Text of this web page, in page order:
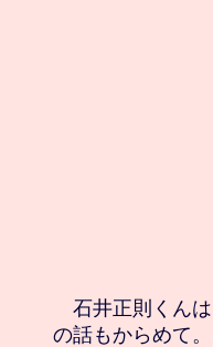
石井正則くんは
の話もからめて。